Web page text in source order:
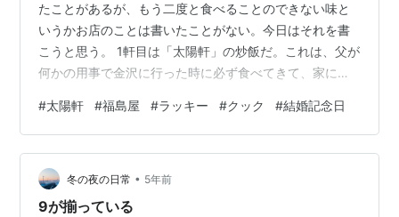
たことがあるが、もう二度と食べることのできない味と
いうかお店のことは書いたことがない。今日はそれを書
こうと思う。 1軒目は「太陽軒」の炒飯だ。これは、父が
何かの用事で金沢に行った時に必ず食べてきて、家に帰
かったぞー」と僕達に言うのだ。いわゆる刷り込みです
な。このせいで僕、姉、母の太陽軒の炒飯に対する幻想
はどんどん膨らんでいった。 そしてついに太陽軒に行く
日がやって来た。家族で金沢に行って、帰るのかな、と
思っていたら、父が「太陽軒に行くぞ」と言ったのだ。
#太陽軒 #福島屋 #ラッキー #クック #結婚記念日
冬の夜の日常 • 5年前
9が揃っている